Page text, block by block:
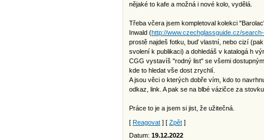
nějaké to kafe a možná i nové kolo, vydělá.
Třeba včera jsem kompletoval kolekci
Inwald (http://www.czechglassguide.cz/
prostě najdeš fotku, buď vlastní, nebo cizí
svolení k publikaci) a dohledáš v katalogá h
CGG vystavíš "rodný list" se všemi
kde to hledat vše dost zrychlí.
A jsou věci o kterých dobře vím, kdo to
odkaz, link. A pak se na blbé vázičce za
Práce to je a jsem si jist, že užitečná.
[ Reagovat ] [ Zpět ]
Datum: 19.12.2022